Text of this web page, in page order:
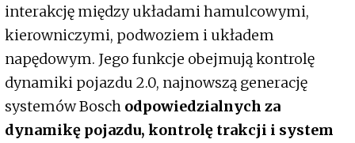
interakcję między układami hamulcowymi,
kierowniczymi, podwoziem i układem
napędowym. Jego funkcje obejmują kontrolę
dynamiki pojazdu 2.0, najnowszą generację
systemów Bosch odpowiedzialnych za
dynamikę pojazdu, kontrolę trakcji i system